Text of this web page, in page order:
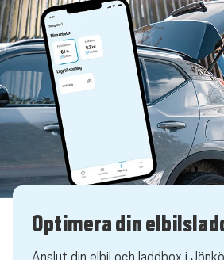
Optimera din
Anslut din elbil och laddbox i